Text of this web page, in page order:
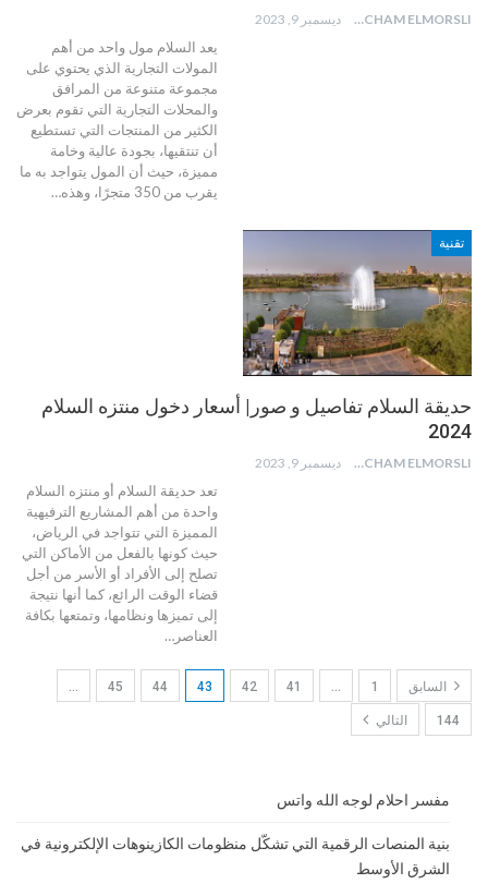
HICHAM ELMORSLI ديسمبر 9, 2023
يعد السلام مول واحد من أهم
المولات التجارية الذي يحتوي على
مجموعة متنوعة من المرافق
والمحلات التجارية التي تقوم بعرض
الكثير من المنتجات التي تستطيع
أن تنتقيها، بجودة عالية وخامة
مميزة، حيث أن المول يتواجد به ما
يقرب من 350 متجرًا، وهذه
…
تقنية
حديقة السلام تفاصيل و صور| أسعار دخول منتزه السلام
2024
HICHAM ELMORSLI ديسمبر 9, 2023
تعد حديقة السلام أو منتزه السلام
واحدة من أهم المشاريع الترفيهية
المميزة التي تتواجد في الرياض،
حيث كونها بالفعل من الأماكن التي
تصلح إلى الأفراد أو الأسر من أجل
قضاء الوقت الرائع، كما أنها نتيجة
إلى تميزها ونظامها، وتمتعها بكافة
العناصر …
السابق 1
…
41
42
43
44
45
…
144 التالي
مفسر احلام لوجه الله واتس
بنية المنصات الرقمية التي تشكّل منظومات الكازينوهات الإلكترونية في
الشرق الأوسط